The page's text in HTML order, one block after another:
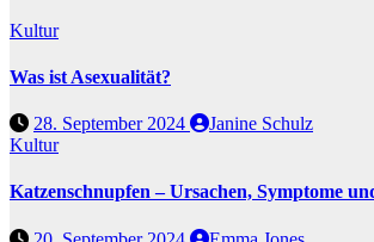
Kultur
Was ist Asexualität?
28. September 2024
Janine Schulz
Kultur
Katzenschnupfen – Ursachen, Symptome